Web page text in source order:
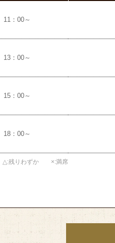
11：00～
13：00～
15：00～
18：00～
△ 残りわずか × 満席